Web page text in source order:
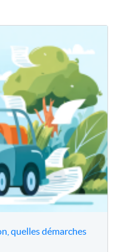
quelles démarches